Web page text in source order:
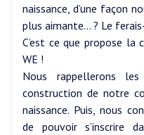
naissance, d’une façon
plus aimante… ? Le
C’est ce que propose la
WE !
Nous rappellerons
construction de notre
naissance. Puis, nous
de pouvoir s’inscrire